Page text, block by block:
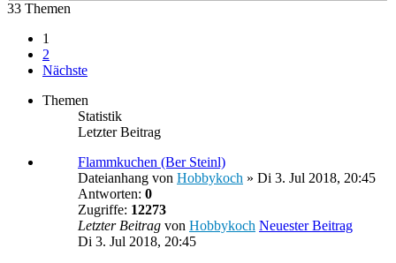
33 Themen
1
2
Nächste
Themen
Statistik
Letzter Beitrag
Flammkuchen (Ber Steinl)
Dateianhang von Hobbykoch » Di 3. Jul 2018, 20:45
Antworten: 0
Zugriffe: 12273
Letzter Beitrag von Hobbykoch Neuester Beitrag
Di 3. Jul 2018, 20:45